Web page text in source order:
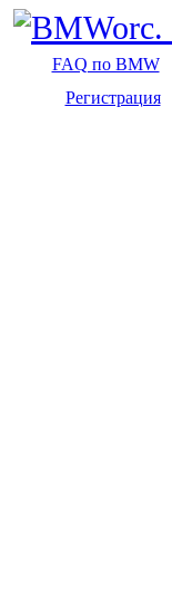
FAQ по BMW
Регистрация